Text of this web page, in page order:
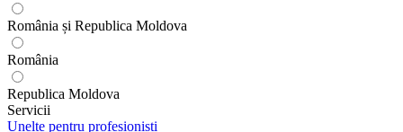
România și Republica Moldova
România
Republica Moldova
Servicii
Unelte pentru profesioniști